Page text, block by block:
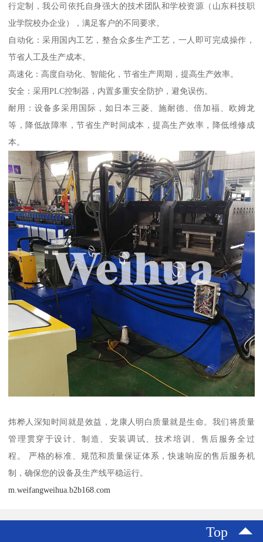
行定制，我公司依托自身强大的技术团队和学校资源（山东科技职
业学院校办企业），满足客户的不同要求。
自动化：采用国内工艺，整合众多生产工艺，一人即可完成操作，
节省人工及生产成本。
高速化：高度自动化、智能化，节省生产周期，提高生产效率。
安全：采用PLC控制器，内置多重安全防护，避免误伤。
耐用：设备多采用国际，如日本三菱、施耐德、倍加福、欧姆龙
等，降低故障率，节省生产时间成本，提高生产效率，降低维修成
本。
炜桦人深知时间就是效益，龙康人明白质量就是生命。我们将质量
管理贯穿于设计、制造、安装调试、技术培训、售后服务全过
程。 严格的标准、规范和质量保证体系，快速响应的售后服务机
制，确保您的设备及生产线平稳运行。
m.weifangweihua.b2b168.com
Top